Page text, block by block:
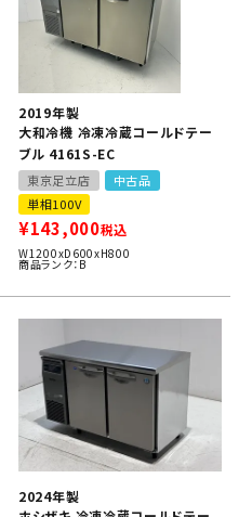
2019年製
大和冷機 冷凍冷蔵コールドテー
ブル 4161S-EC
東京足立店
中古品
単相100V
¥143,000税込
W1200xD600xH800
商品ランク：B
2024年製